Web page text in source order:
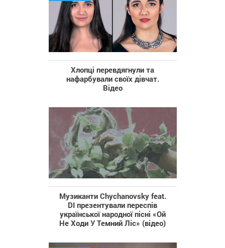
Хлопці перевдягнули та
нафарбували своїх дівчат.
Відео
Музиканти Chychanovsky feat.
DI презентували переспів
української народної пісні «Ой
Не Ходи У Темний Ліс» (відео)